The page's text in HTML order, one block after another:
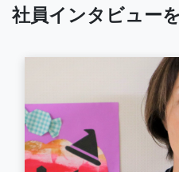
社員インタビュー